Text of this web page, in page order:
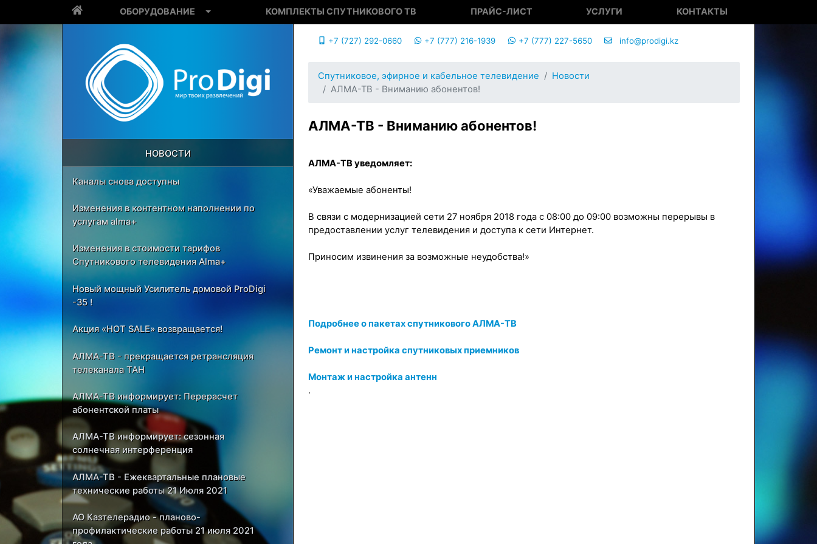
ОБОРУДОВАНИЕ КОМПЛЕКТЫ СПУТНИКОВОГО ТВ ПРАЙС-ЛИСТ УСЛУГИ КОНТАКТЫ
НОВОСТИ
Каналы снова доступны
Изменения в контентном наполнении по
услугам alma+
Изменения в стоимости тарифов
Спутникового телевидения Alma+
Новый мощный Усилитель домовой ProDigi
-35 !
Акция «HOT SALE» возвращается!
АЛМА-ТВ - прекращается ретрансляция
телеканала ТАН
АЛМА-ТВ информирует: Перерасчет
абонентской платы
АЛМА-ТВ информирует: сезонная
солнечная интерференция
АЛМА-ТВ - Ежеквартальные плановые
технические работы 21 Июля 2021
АО Казтелерадио - планово-
профилактические работы 21 июля 2021
+7 (727) 292-0660 +7 (777) 216-1939 +7 (777) 227-5650 info@prodigi.kz
Спутниковое, эфирное и кабельное телевидение
Новости
АЛМА-ТВ - Вниманию абонентов!
АЛМА-ТВ - Вниманию абонентов!
АЛМА-ТВ уведомляет:
«Уважаемые абоненты!
В связи с модернизацией сети 27 ноября 2018 года с 08:00 до 09:00 возможны перерывы в
предоставлении услуг телевидения и доступа к сети Интернет.
Приносим извинения за возможные неудобства!»
Подробнее о пакетах спутникового АЛМА-ТВ
Ремонт и настройка спутниковых приемников
Монтаж и настройка антенн
.